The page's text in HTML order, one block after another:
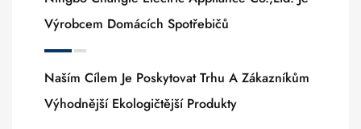
Výrobcem Domácích Spotřebičů
Naším Cílem Je Poskytovat Trhu A Zákazníkům
Výhodnější Ekologičtější Produkty